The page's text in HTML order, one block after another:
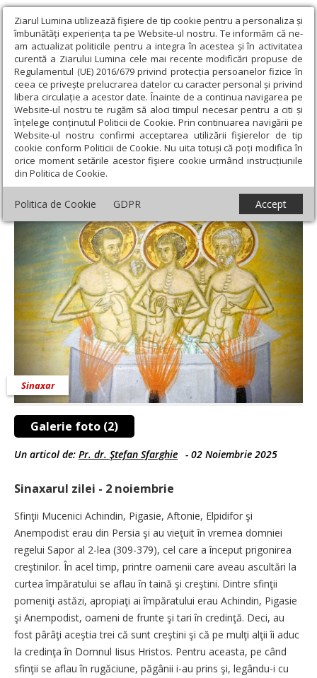
Ziarul Lumina utilizează fişiere de tip cookie pentru a personaliza și
îmbunătăți experiența ta pe Website-ul nostru. Te informăm că ne-
am actualizat politicile pentru a integra în acestea și în activitatea
curentă a Ziarului Lumina cele mai recente modificări propuse de
Regulamentul (UE) 2016/679 privind protecția persoanelor fizice în
ceea ce privește prelucrarea datelor cu caracter personal și privind
libera circulație a acestor date. Înainte de a continua navigarea pe
Website-ul nostru te rugăm să aloci timpul necesar pentru a citi și
înțelege conținutul Politicii de Cookie. Prin continuarea navigării pe
Website-ul nostru confirmi acceptarea utilizării fişierelor de tip
cookie conform Politicii de Cookie. Nu uita totuși că poți modifica în
orice moment setările acestor fişiere cookie urmând instrucțiunile
din Politica de Cookie.
Politica de Cookie GDPR Accept
Ziarul Lumina › Teologie și spiritualitate › Sinaxar › Sf. Mc.
Achindin, Pigasie, Aftonie, Elpidifor şi Anempodist
Sf. Mc. Achindin, Pigasie, Aftonie, Elpidifor
şi Anempodist
Galerie foto (2)
Sinaxar
Un articol de: Pr. dr. Ştefan Sfarghie - 02 Noiembrie 2025
Sinaxarul zilei - 2 noiembrie
Sfinţii Mucenici Achindin, Pigasie, Aftonie, Elpidifor şi
Anempodist erau din Persia şi au vieţuit în vremea domniei
regelui Sapor al 2-lea (309-379), cel care a început prigonirea
creştinilor. În acel timp, printre oamenii care aveau ascultări la
curtea împăratului se aflau în taină şi creştini. Dintre sfinţii
pomeniţi astăzi, apropiaţi ai împăratului erau Achindin, Pigasie
şi Anempodist, oameni de frunte şi tari în credinţă. Deci, au
fost pârâţi aceştia trei că sunt creştini şi că pe mulţi alţii îi aduc
la credinţa în Domnul Iisus Hristos. Pentru aceasta, pe când
sfinţii se aflau în rugăciune, păgânii i-au prins şi, legându-i cu